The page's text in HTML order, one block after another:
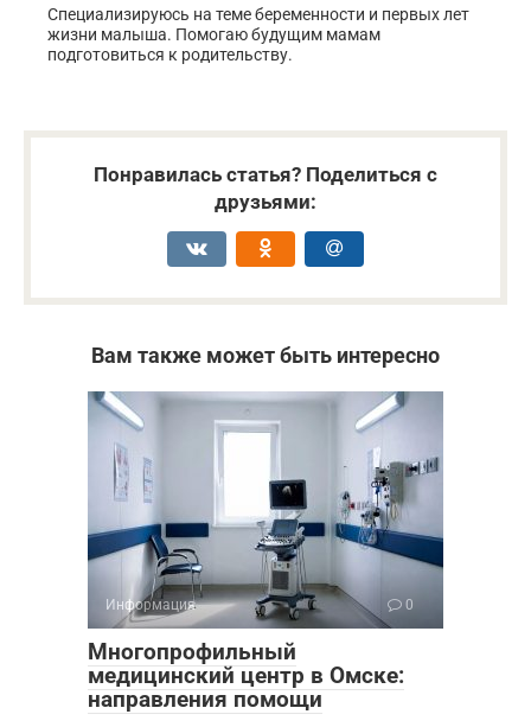
Специализируюсь на теме беременности и первых лет
жизни малыша. Помогаю будущим мамам
подготовиться к родительству.
Понравилась статья? Поделиться с
друзьями:
Вам также может быть интересно
Информация 0
Многопрофильный
медицинский центр в Омске:
направления помощи